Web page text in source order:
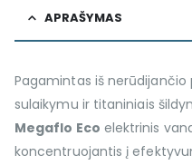
APRAŠYMAS
Pagamintas iš
sulaikymu ir titaniniais
Megaflo Eco elektrinis
koncentruojantis į